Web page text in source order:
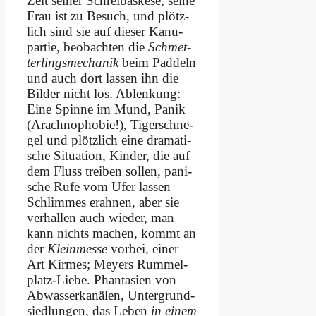
Frau ist zu Be­such, und plötz­
lich sind sie auf die­ser Kanu­
partie, be­ob­ach­ten die Schmet­
ter­lings­me­cha­nikbeim Pad­deln
und auch dort las­sen ihn die
Bil­der nicht los. Ab­len­kung:
Ei­ne Spin­ne im Mund, Pa­nik
(Arach­no­pho­bie!), Ti­gersch­ne­
gel und plötz­lich ei­ne dra­ma­ti­
sche Si­tua­ti­on, Kin­der, die auf
dem Fluss trei­ben sol­len, pa­ni­
sche Ru­fe vom Ufer las­sen
Schlim­mes er­ah­nen, aber sie
ver­hal­len auch wie­der, man
kann nichts ma­chen, kommt an
der Klein­mes­se vor­bei, ei­ner
Art Kir­mes; Mey­ers Rum­mel­
platz-Lie­be. Phan­ta­sien von
Ab­was­ser­ka­nä­len, Un­ter­grund­
sied­lun­gen, das Le­ben in ei­nem